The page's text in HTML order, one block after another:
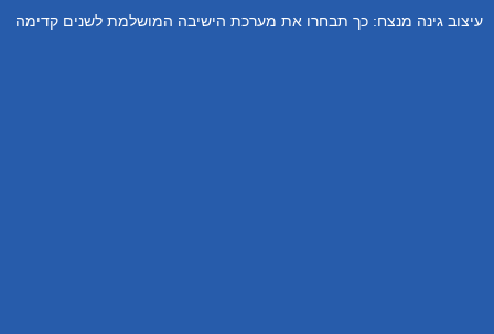
עיצוב גינה מנצח: כך תבחרו את מערכת הישיבה המושלמת לשנים קדימה